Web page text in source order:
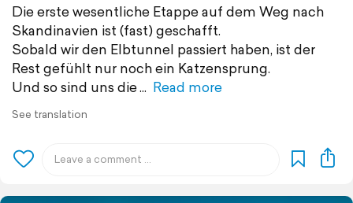
Die erste wesentliche Etappe auf dem Weg nach
Skandinavien ist (fast) geschafft.
Sobald wir den Elbtunnel passiert haben, ist der
Rest gefühlt nur noch ein Katzensprung.
Und so sind uns die
Read more
See translation